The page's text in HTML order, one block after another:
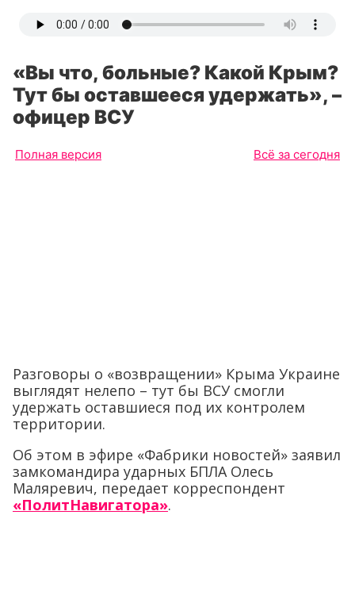
«Вы что, больные? Какой Крым?
Тут бы оставшееся удержать», –
офицер ВСУ
Полная версия Всё за сегодня
Разговоры о «возвращении» Крыма Украине
выглядят нелепо – тут бы ВСУ смогли
удержать оставшиеся под их контролем
территории.
Об этом в эфире «Фабрики новостей» заявил
замкомандира ударных БПЛА Олесь
Маляревич, передает корреспондент
«ПолитНавигатора».